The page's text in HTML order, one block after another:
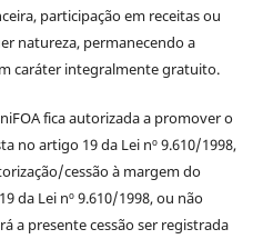
participação em receitas ou
natureza, permanecendo a
caráter integralmente gratuito.
fica autorizada a promover o
no artigo 19 da Lei nº 9.610/1998,
cessão à margem do
da Lei nº 9.610/1998, ou não
a presente cessão ser registrada